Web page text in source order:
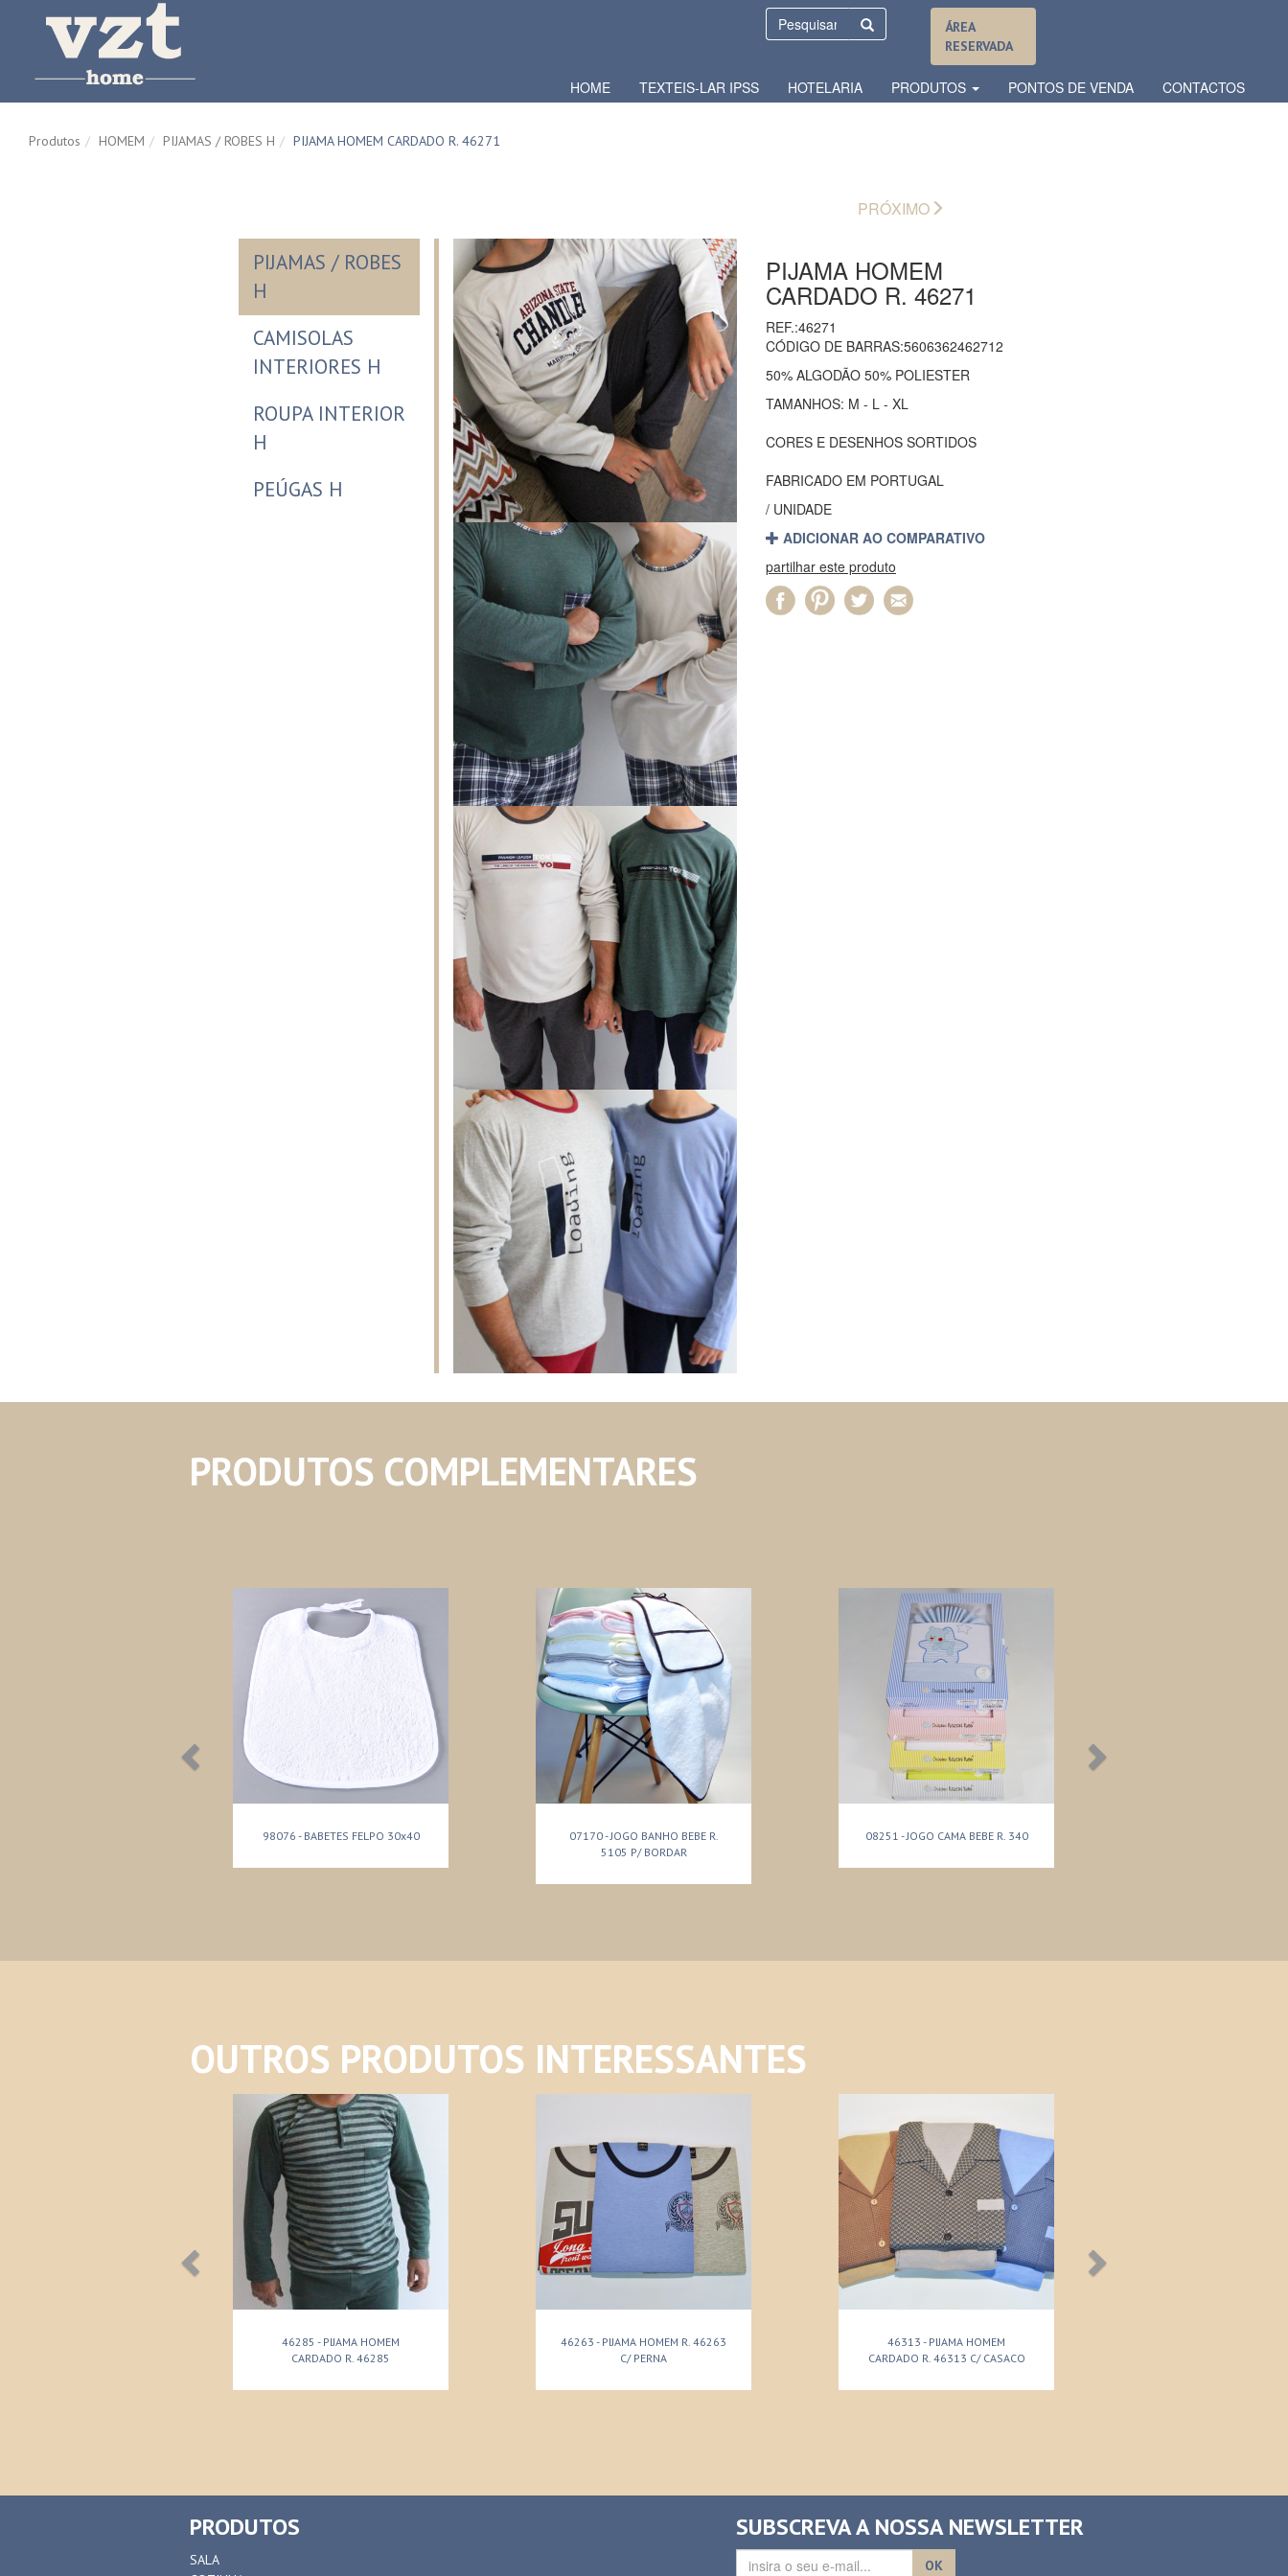
ÁREA
RESERVADA
HOME TEXTEIS-LAR IPSS HOTELARIA PRODUTOS PONTOS DE VENDA CONTACTOS
Produtos HOMEM PIJAMAS / ROBES H PIJAMA HOMEM CARDADO R. 46271
PRÓXIMO
PIJAMAS / ROBES
H
CAMISOLAS
INTERIORES H
ROUPA INTERIOR
H
PEÚGAS H
PIJAMA HOMEM
CARDADO R. 46271
REF.:46271
CÓDIGO DE BARRAS:5606362462712
50% ALGODÃO 50% POLIESTER
TAMANHOS: M - L - XL
CORES E DESENHOS SORTIDOS
FABRICADO EM PORTUGAL
/ UNIDADE
ADICIONAR AO COMPARATIVO
partilhar este produto
PRODUTOS COMPLEMENTARES
98076 - BABETES FELPO 30x40
07170 - JOGO BANHO BEBE R.
5105 P/ BORDAR
08251 - JOGO CAMA BEBE R. 340
OUTROS PRODUTOS INTERESSANTES
46285 - PIJAMA HOMEM
CARDADO R. 46285
46263 - PIJAMA HOMEM R. 46263
C/ PERNA
46313 - PIJAMA HOMEM
CARDADO R. 46313 C/ CASACO
PRODUTOS
SALA
SUBSCREVA A NOSSA NEWSLETTER
OK